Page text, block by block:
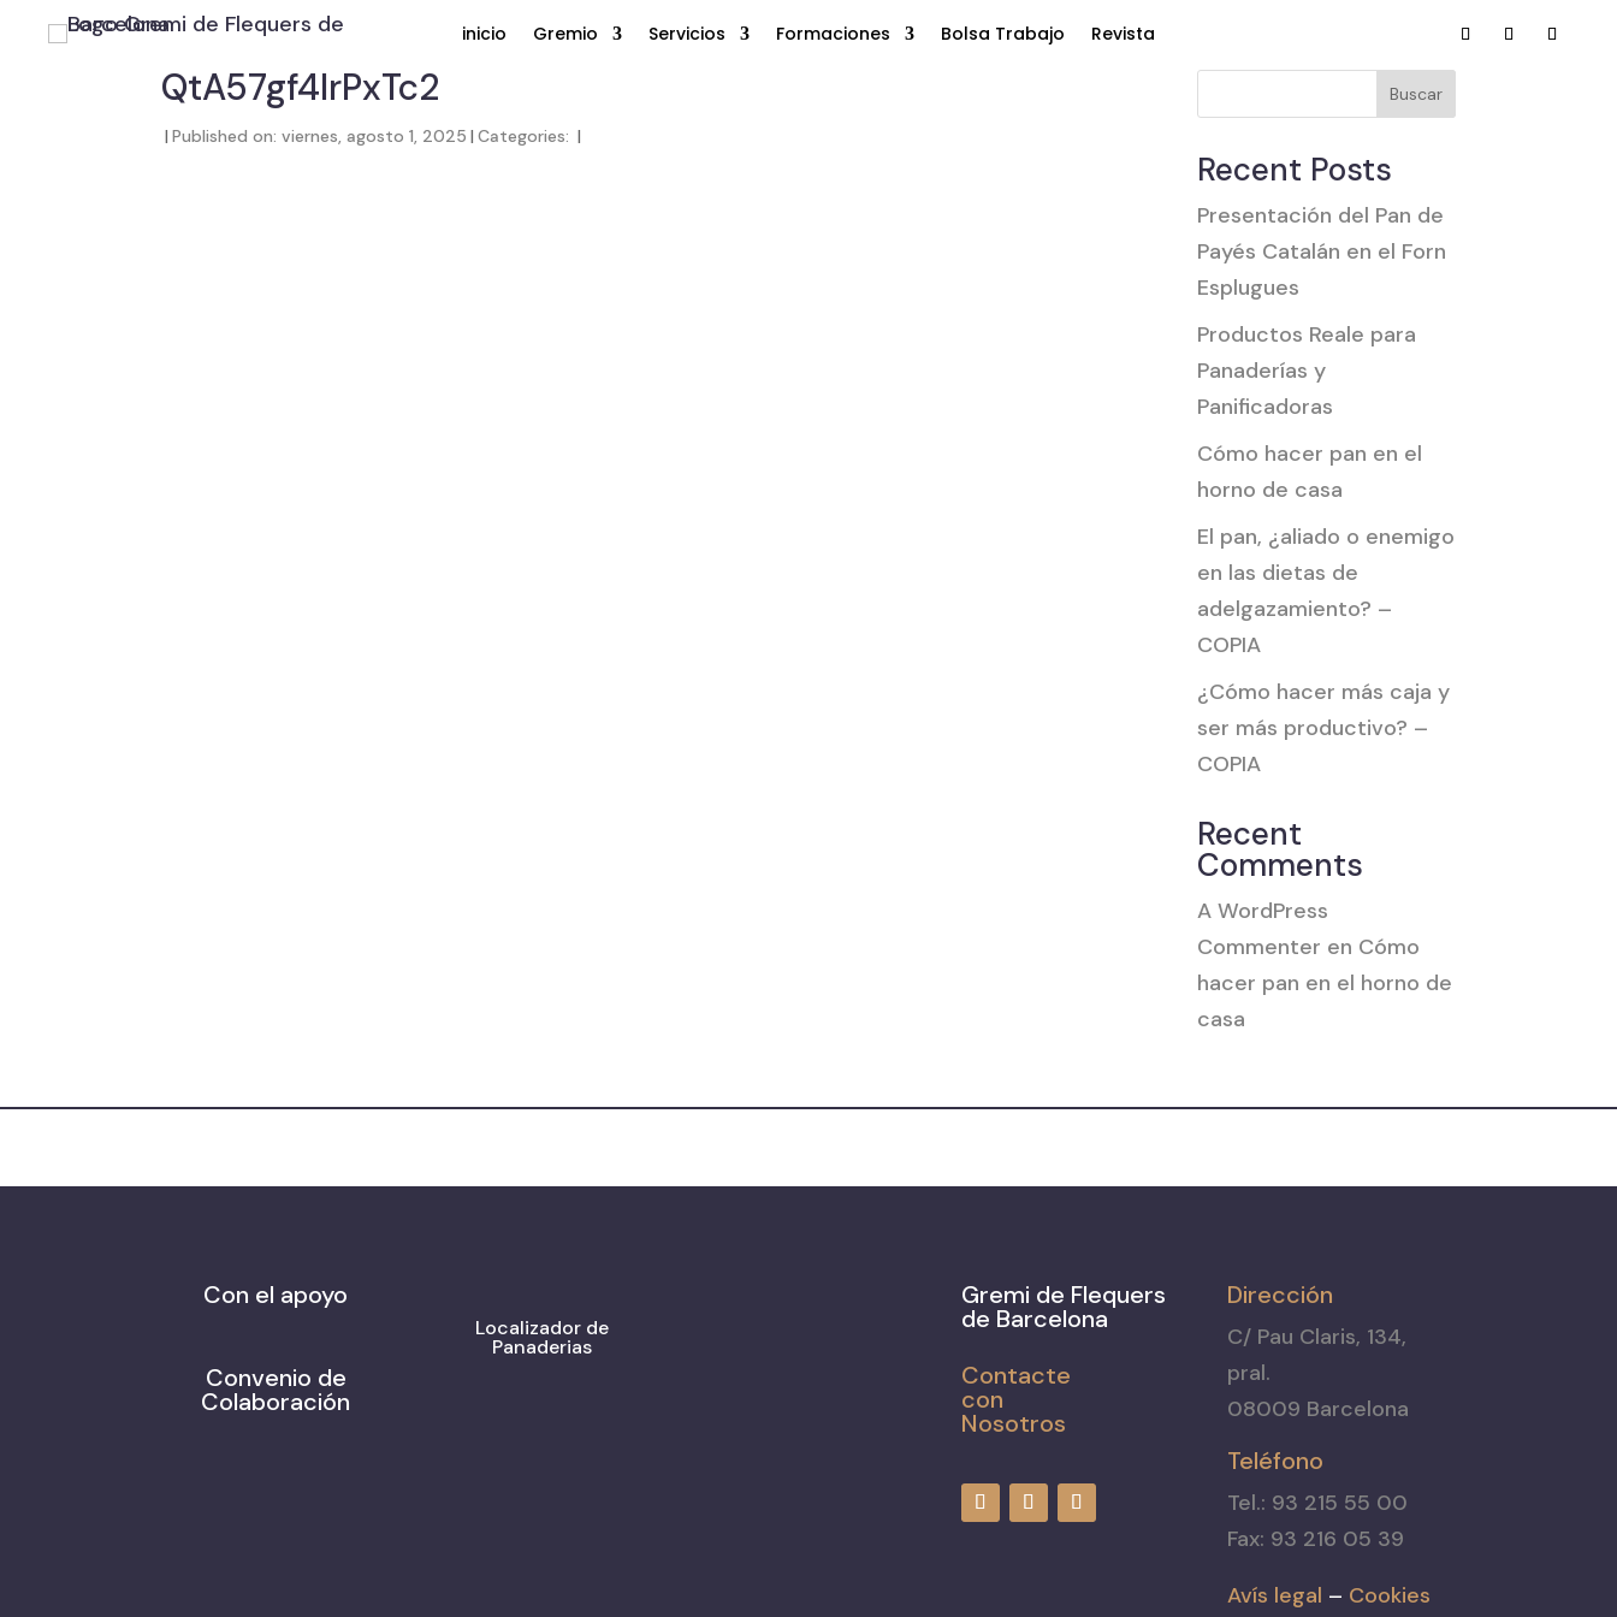
inicio Gremio Servicios Formaciones Bolsa Trabajo Revista
QtA57gf4IrPxTc2
| Published on: viernes, agosto 1, 2025 | Categories: |
Buscar
Recent Posts
Presentación del Pan de
Payés Catalán en el Forn
Esplugues
Productos Reale para
Panaderías y
Panificadoras
Cómo hacer pan en el
horno de casa
El pan, ¿aliado o enemigo
en las dietas de
adelgazamiento? –
COPIA
¿Cómo hacer más caja y
ser más productivo? –
COPIA
Recent
Comments
A WordPress
Commenter en Cómo
hacer pan en el horno de
casa
Con el apoyo
Convenio de
Colaboración
Localizador de
Panaderias
Gremi de Flequers
de Barcelona
Contacte
con
Nosotros
Dirección
C/ Pau Claris, 134,
pral.
08009 Barcelona
Teléfono
Tel.: 93 215 55 00
Fax: 93 216 05 39
Avís legal – Cookies